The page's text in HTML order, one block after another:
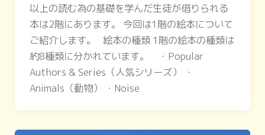
以上の読む為の基礎を学んだ生徒が借りられる
本は2階にあります。 今回は1階の絵本について
ご紹介します。 絵本の種類 1階の絵本の種類は
約8種類に分かれています。 ・Popular
Authors & Series（人気シリーズ） ・
Animals（動物） ・Noise